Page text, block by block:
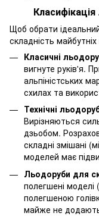
Щоб обрати
складність
Класичні
вигнуте руків'я.
альпіністських
схилах та
Технічні
Вирізняються
дзьобом.
складні змішані
моделей має
Льодоруби для
полегшені моделі
полегшеною
майже не